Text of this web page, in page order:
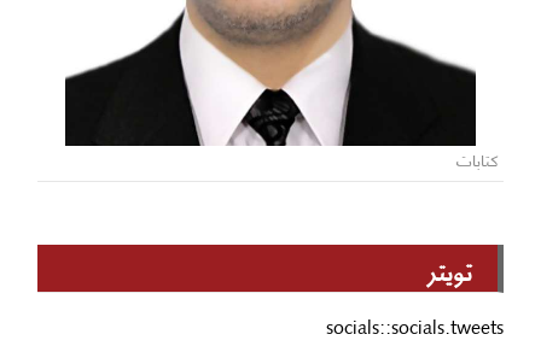
كتابات
تويتر
socials::socials.tweets